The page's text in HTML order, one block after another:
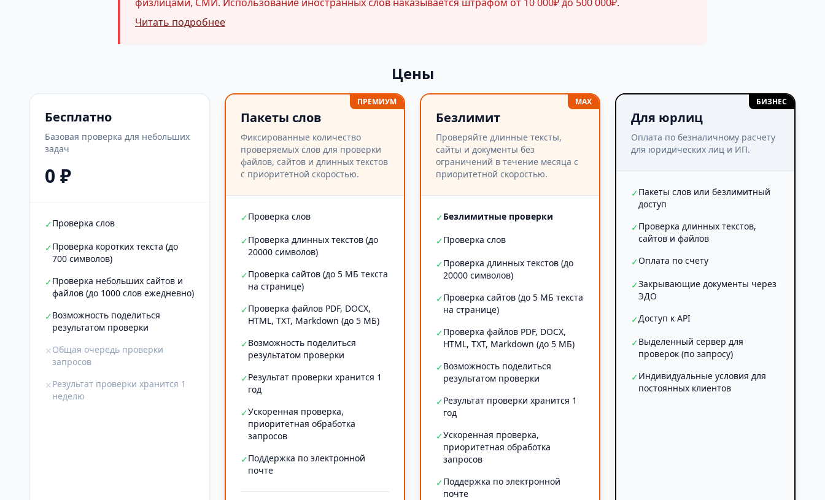
Читать подробнее
Цены
Бесплатно
Базовая проверка для небольших
задач
0 ₽
✓Проверка слов
✓Проверка коротких текста (до
700 символов)
✓Проверка небольших сайтов и
файлов (до 1000 слов ежедневно)
✓Возможность поделиться
результатом проверки
✕Общая очередь проверки
запросов
✕Результат проверки хранится 1
неделю
ПРЕМИУМ
Пакеты слов
Фиксированные количество
проверяемых слов для проверки
файлов, сайтов и длинных текстов
с приоритетной скоростью.
✓Проверка слов
✓Проверка длинных текстов (до
20000 символов)
✓Проверка сайтов (до 5 МБ текста
на странице)
✓Проверка файлов PDF, DOCX,
HTML, TXT, Markdown (до 5 МБ)
✓Возможность поделиться
результатом проверки
✓Результат проверки хранится 1
год
✓Ускоренная проверка,
приоритетная обработка
запросов
✓Поддержка по электронной
почте
MAX
Безлимит
Проверяйте длинные тексты,
сайты и документы без
ограничений в течение месяца с
приоритетной скоростью.
✓Безлимитные проверки
✓Проверка слов
✓Проверка длинных текстов (до
20000 символов)
✓Проверка сайтов (до 5 МБ текста
на странице)
✓Проверка файлов PDF, DOCX,
HTML, TXT, Markdown (до 5 МБ)
✓Возможность поделиться
результатом проверки
✓Результат проверки хранится 1
год
✓Ускоренная проверка,
приоритетная обработка
запросов
✓Поддержка по электронной
почте
БИЗНЕС
Для юрлиц
Оплата по безналичному расчету
для юридических лиц и ИП.
✓Пакеты слов или безлимитный
доступ
✓Проверка длинных текстов,
сайтов и файлов
✓Оплата по счету
✓Закрывающие документы через
ЭДО
✓Доступ к API
✓Выделенный сервер для
проверок (по запросу)
✓Индивидуальные условия для
постоянных клиентов